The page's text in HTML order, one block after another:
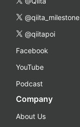
@qiita_milestone
@qiitapoi
Facebook
YouTube
Podcast
Company
About Us